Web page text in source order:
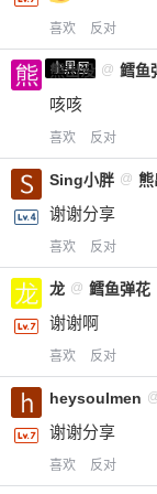
喜欢 反对
小黑屋
熊出没 @ 鳕鱼
咳咳
喜欢 反对
Sing小胖 @ 熊
谢谢分享
喜欢 反对
龙 @ 鳕鱼弹花
谢谢啊
喜欢 反对
heysoulmen
谢谢分享
喜欢 反对